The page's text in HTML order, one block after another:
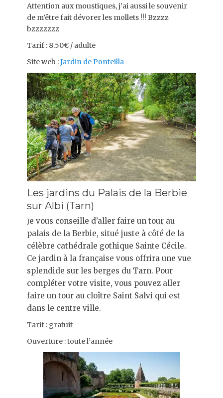
Attention aux moustiques, j’ai aussi le souvenir
de m’être fait dévorer les mollets !!! Bzzzz
bzzzzzzz
Tarif : 8.50€ / adulte
Site web :Jardin de Ponteilla
Les jardins du Palais de la Berbie
sur Albi (Tarn)
Je vous conseille d’aller faire un tour au
palais de la Berbie, situé juste à côté de la
célèbre cathédrale gothique Sainte Cécile.
Ce jardin à la française vous offrira une vue
splendide sur les berges du Tarn. Pour
compléter votre visite, vous pouvez aller
faire un tour au cloître Saint Salvi qui est
dans le centre ville.
Tarif : gratuit
Ouverture : toute l’année